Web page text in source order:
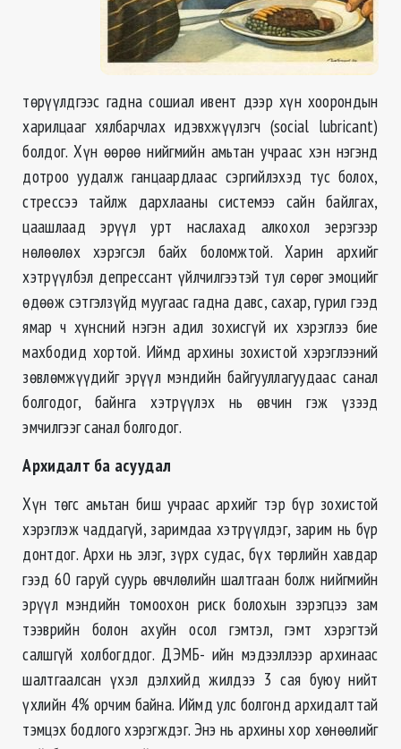
тѳрүүлдгээс гадна сошиал ивент дээр хүн хоорондын
харилцааг хялбарчлах идэвхжүүлэгч (social lubricant)
болдог. Хүн ѳѳрѳѳ нийгмийн амьтан учраас хэн нэгэнд
дотроо уудалж ганцаардлаас сэргийлэхэд тус болох,
стрессээ тайлж дархлааны системээ сайн байлгах,
цаашлаад эрүүл урт наслахад алкохол эерэгээр
нѳлѳѳлѳх хэрэгсэл байх боломжтой. Харин архийг
хэтрүүлбэл депрессант үйлчилгээтэй тул сѳрѳг эмоцийг
ѳдѳѳж сэтгэлзүйд муугаас гадна давс, сахар, гурил гээд
ямар ч хүнсний нэгэн адил зохисгүй их хэрэглээ бие
махбодид хортой. Иймд архины зохистой хэрэглээний
зѳвлѳмжүүдийг эрүүл мэндийн байгууллагуудаас санал
болгодог, байнга хэтрүүлэх нь ѳвчин гэж үзээд
эмчилгээг санал болгодог.
Архидалт ба асуудал
Хүн тѳгс амьтан биш учраас архийг тэр бүр зохистой
хэрэглэж чаддагүй, заримдаа хэтрүүлдэг, зарим нь бүр
донтдог. Архи нь элэг, зүрх судас, бүх тѳрлийн хавдар
гээд 60 гаруй суурь ѳвчлѳлийн шалтгаан болж нийгмийн
эрүүл мэндийн томоохон риск болохын зэрэгцээ зам
тээврийн болон ахуйн осол гэмтэл, гэмт хэрэгтэй
салшгүй холбогддог. ДЭМБ- ийн мэдээллээр архинаас
шалтгаалсан үхэл дэлхийд жилдээ 3 сая буюу нийт
үхлийн 4% орчим байна. Иймд улс болгонд архидалттай
тэмцэх бодлого хэрэгждэг. Энэ нь архины хор хѳнѳѳлийг